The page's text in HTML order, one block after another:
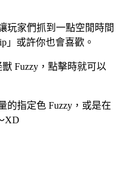
玩家們抓到一點空閒時間
」或許你也會喜歡。
Fuzzy，點擊時就可以
的指定色 Fuzzy，或是在
XD